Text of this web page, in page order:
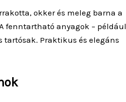
okker és meleg barna a
fenntartható anyagok – például
tartósak. Praktikus és elegáns